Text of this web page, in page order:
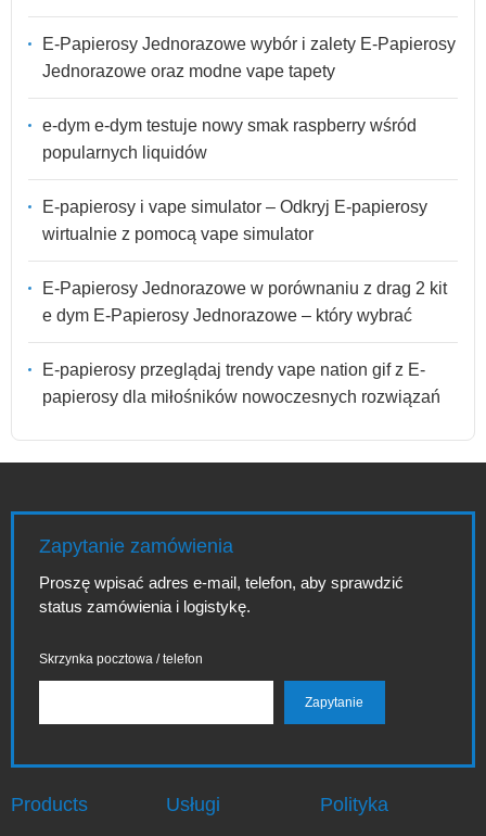
E-Papierosy Jednorazowe wybór i zalety E-Papierosy
Jednorazowe oraz modne vape tapety
e-dym e-dym testuje nowy smak raspberry wśród
popularnych liquidów
E-papierosy i vape simulator – Odkryj E-papierosy
wirtualnie z pomocą vape simulator
E-Papierosy Jednorazowe w porównaniu z drag 2 kit
e dym E-Papierosy Jednorazowe – który wybrać
E-papierosy przeglądaj trendy vape nation gif z E-
papierosy dla miłośników nowoczesnych rozwiązań
Zapytanie zamówienia
Proszę wpisać adres e-mail, telefon, aby sprawdzić
status zamówienia i logistykę.
Skrzynka pocztowa / telefon
Products Usługi Polityka